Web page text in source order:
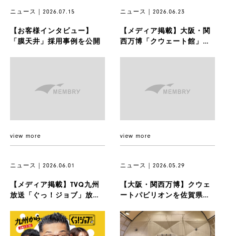
品
ニュース｜2026.07.15
【お客様インタビュー】
「膜天井」採用事例を公開
view more
ニュース｜2026.06.23
【メディア掲載】大阪・関
西万博「クウェート館」の
view more
ニュース｜2026.06.01
【メディア掲載】TVQ九州
放送「ぐっ！ジョブ」放送
ニュース｜2026.05.29
【大阪・関西万博】クウェ
ートパビリオンを佐賀県へ
いました...